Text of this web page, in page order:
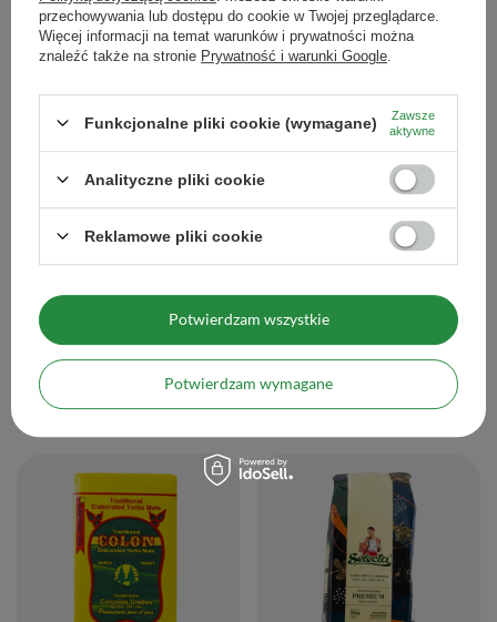
Promocja
Selecta Doble Sabor 0,5kg
20,93 zł
Najniższa cena z 30 dni przed obniżką:
29,90 zł -30%
16,09 zł
Najniższa cena z 30 dni przed obniżką:
22,99 zł -30%
przechowywania lub dostępu do cookie w Twojej przeglądarce.
Więcej informacji na temat warunków i prywatności można
znaleźć także na stronie Prywatność i warunki Google
Funkcjonalne pliki cookie (wymagane)
Zawsze
aktywne
Analityczne pliki cookie
Reklamowe pliki cookie
Potwierdzam wymagane
Potwierdzam wszystkie